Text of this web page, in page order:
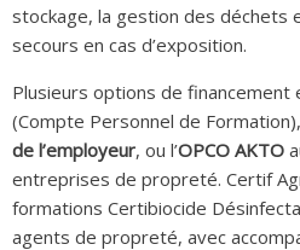
stockage, la gestion des déchets
secours en cas d’exposition.
Plusieurs options de financement
(Compte Personnel de
de l’employeur, ou l’OPCO AKTO
entreprises de propreté. Certif
formations Certibiocide
agents de propreté, avec